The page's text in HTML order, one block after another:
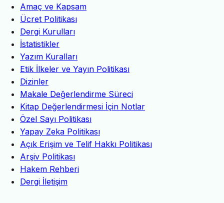
Amaç ve Kapsam
Ücret Politikası
Dergi Kurulları
İstatistikler
Yazım Kuralları
Etik İlkeler ve Yayın Politikası
Dizinler
Makale Değerlendirme Süreci
Kitap Değerlendirmesi İçin Notlar
Özel Sayı Politikası
Yapay Zeka Politikası
Açık Erişim ve Telif Hakkı Politikası
Arşiv Politikası
Hakem Rehberi
Dergi İletişim